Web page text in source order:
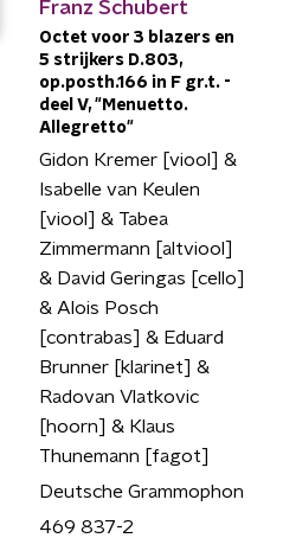
Franz Schubert
Octet voor 3 blazers en
5 strijkers D.803,
op.posth.166 in F gr.t. -
deel V, "Menuetto.
Allegretto"
Gidon Kremer [viool] &
Isabelle van Keulen
[viool] & Tabea
Zimmermann [altviool]
& David Geringas [cello]
& Alois Posch
[contrabas] & Eduard
Brunner [klarinet] &
Radovan Vlatkovic
[hoorn] & Klaus
Thunemann [fagot]
Deutsche Grammophon
469 837-2